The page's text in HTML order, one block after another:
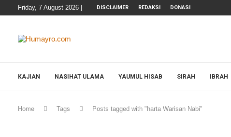
Friday, 7 August 2026 | DISCLAIMER REDAKSI DONASI
KAJIAN NASIHAT ULAMA YAUMUL HISAB SIRAH IBRAH
Home Tags Posts tagged with "harta Warisan Nabi"